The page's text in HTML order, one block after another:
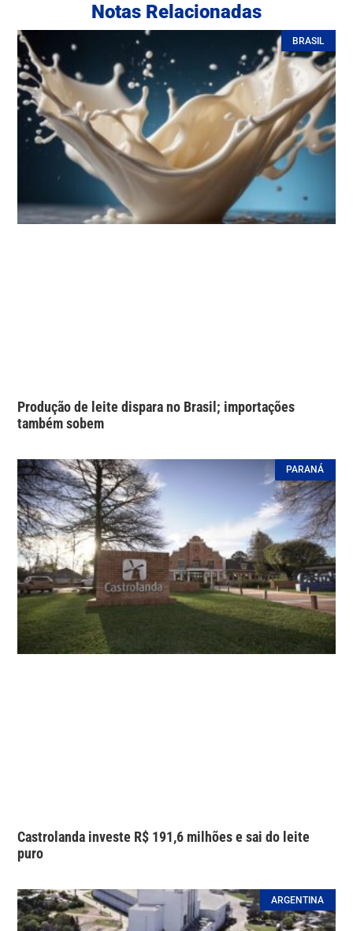
Notas Relacionadas
BRASIL
Produção de leite dispara no Brasil; importações
também sobem
PARANÁ
Castrolanda investe R$ 191,6 milhões e sai do leite
puro
ARGENTINA